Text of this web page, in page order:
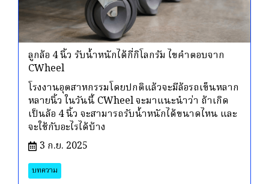
ลูกล้อ 4 นิ้ว รับน้ำหนักได้กี่กิโลกรัม ไขคำตอบจาก
CWheel
โรงงานอุตสาหกรรมโดยปกติแล้วจะมีล้อรถเข็นหลาก
หลายนิ้ว ในวันนี้ CWheel จะมาแนะนำว่า ถ้าเกิด
เป็นล้อ 4 นิ้ว จะสามารถรับน้ำหนักได้ขนาดไหน และ
จะใช้กับอะไรได้บ้าง
3 ก.ย. 2025
บทความ